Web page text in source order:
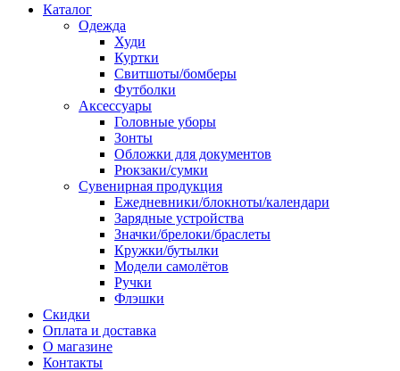
Каталог
Одежда
Худи
Куртки
Свитшоты/бомберы
Футболки
Аксессуары
Головные уборы
Зонты
Обложки для документов
Рюкзаки/сумки
Сувенирная продукция
Ежедневники/блокноты/календари
Зарядные устройства
Значки/брелоки/браслеты
Кружки/бутылки
Модели самолётов
Ручки
Флэшки
Скидки
Оплата и доставка
О магазине
Контакты